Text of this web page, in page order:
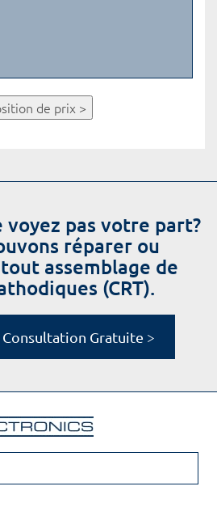
de prix >
voyez pas votre part?
réparer ou
assemblage de
(CRT).
Gratuite >